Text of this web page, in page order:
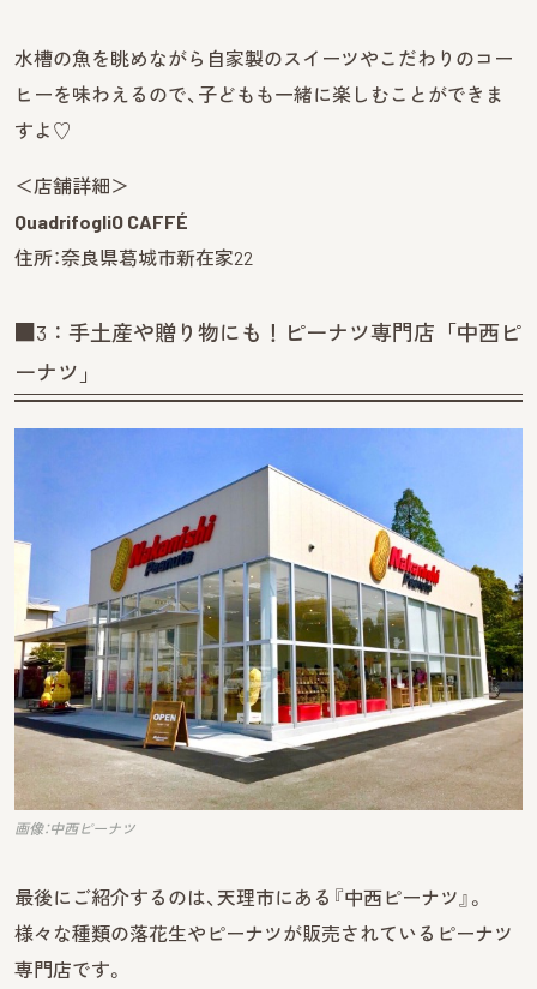
水槽の魚を眺めながら自家製のスイーツやこだわりのコー
ヒーを味わえるので、子どもも一緒に楽しむことができま
すよ♡
＜店舗詳細＞
QuadrifogliO CAFFÉ
住所：奈良県葛城市新在家22
■3：手土産や贈り物にも！ピーナツ専門店「中西ピ
ーナツ」
画像：中西ピーナツ
最後にご紹介するのは、天理市にある『中西ピーナツ』。
様々な種類の落花生やピーナツが販売されているピーナツ
専門店です。